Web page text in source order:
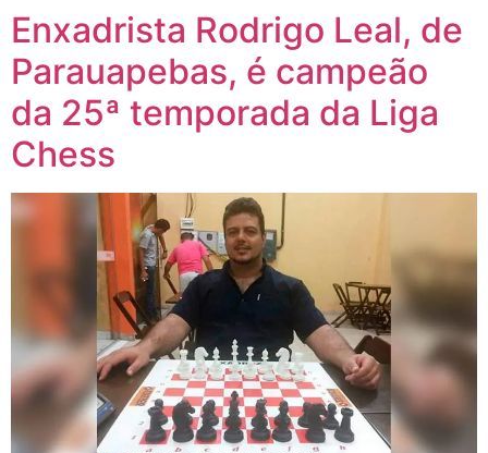
Enxadrista Rodrigo Leal, de
Parauapebas, é campeão
da 25ª temporada da Liga
Chess